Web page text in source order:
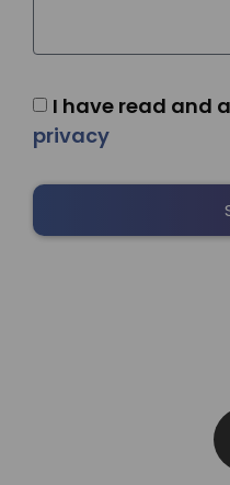
I have read and
privacy